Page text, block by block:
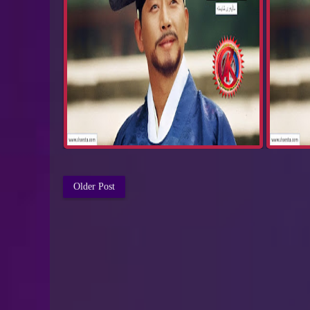
Older Post